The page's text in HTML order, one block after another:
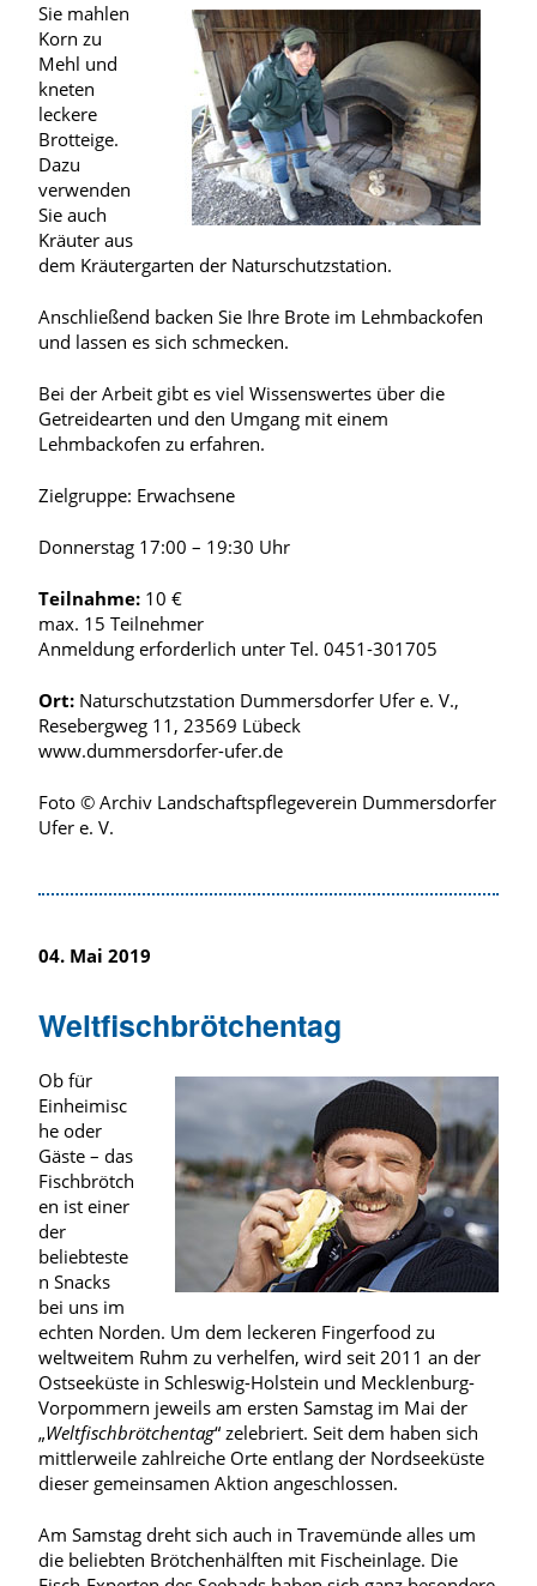
Sie mahlen
Korn zu
Mehl und
kneten
leckere
Brotteige.
Dazu
verwenden
Sie auch
Kräuter aus
dem Kräutergarten der Naturschutzstation.
Anschließend backen Sie Ihre Brote im Lehmbackofen
und lassen es sich schmecken.
Bei der Arbeit gibt es viel Wissenswertes über die
Getreidearten und den Umgang mit einem
Lehmbackofen zu erfahren.
Zielgruppe: Erwachsene
Donnerstag 17:00 – 19:30 Uhr
Teilnahme: 10 €
max. 15 Teilnehmer
Anmeldung erforderlich unter Tel. 0451-301705
Ort: Naturschutzstation Dummersdorfer Ufer e. V.,
Resebergweg 11, 23569 Lübeck
www.dummersdorfer-ufer.de
Foto © Archiv Landschaftspflegeverein Dummersdorfer
Ufer e. V.
04. Mai 2019
Weltfischbrötchentag
Ob für
Einheimisc
he oder
Gäste – das
Fischbrötch
en ist einer
der
beliebteste
n Snacks
bei uns im
echten Norden. Um dem leckeren Fingerfood zu
weltweitem Ruhm zu verhelfen, wird seit 2011 an der
Ostseeküste in Schleswig-Holstein und Mecklenburg-
Vorpommern jeweils am ersten Samstag im Mai der
„Weltfischbrötchentag“ zelebriert. Seit dem haben sich
mittlerweile zahlreiche Orte entlang der Nordseeküste
dieser gemeinsamen Aktion angeschlossen.
Am Samstag dreht sich auch in Travemünde alles um
die beliebten Brötchenhälften mit Fischeinlage. Die